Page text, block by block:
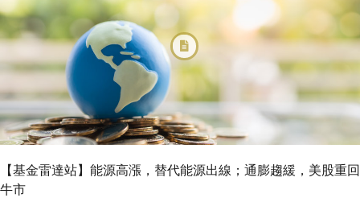
【基金雷達站】能源高漲，替代能源出線；通膨趨緩，美股重回
牛市